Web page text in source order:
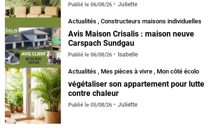
Publié le 06/08/26 Juliette
Actualités , Constructeurs maisons individuelles
Avis Maison Crisalis : maison neuve
Carspach Sundgau
Publié le 06/08/26 Isabelle
Actualités , Mes pièces à vivre , Mon côté écolo
végétaliser son appartement pour lutte
contre chaleur
Publié le 05/08/26 Juliette